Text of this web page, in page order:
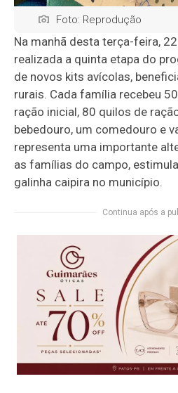
Foto: Reprodução
Na manhã desta terça-feira,
realizada a quinta etapa do
de novos kits avícolas,
rurais. Cada família recebeu
ração inicial, 80 quilos de
bebedouro, um comedouro e
representa uma importante
as famílias do campo,
galinha caipira no município.
Continua após a